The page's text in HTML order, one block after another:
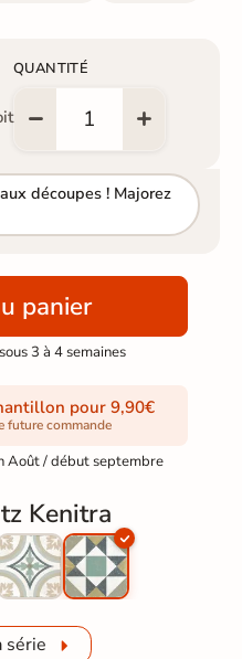
QUANTITÉ
découpes ! Majorez
panier
3 à 4 semaines
pour 9,90€
future commande
Août / début septembre
Kenitra
série